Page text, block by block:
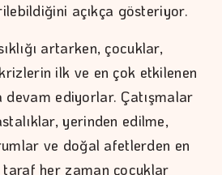
açıkça gösteriyor.
artarken, çocuklar,
ilk ve en çok etkilenen
ediyorlar. Çatışmalar
yerinden edilme,
ve doğal afetlerden en
her zaman çocuklar